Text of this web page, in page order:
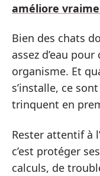
améliore
Bien des chats
assez d’eau
organisme. Et
s’installe, ce
trinquent en
Rester attentif à
c’est protéger
calculs, de